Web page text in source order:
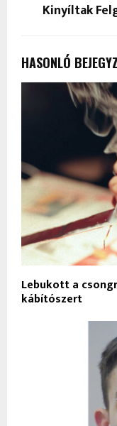
Kinyíltak
HASONLÓ
Lebukott a
kábítószert